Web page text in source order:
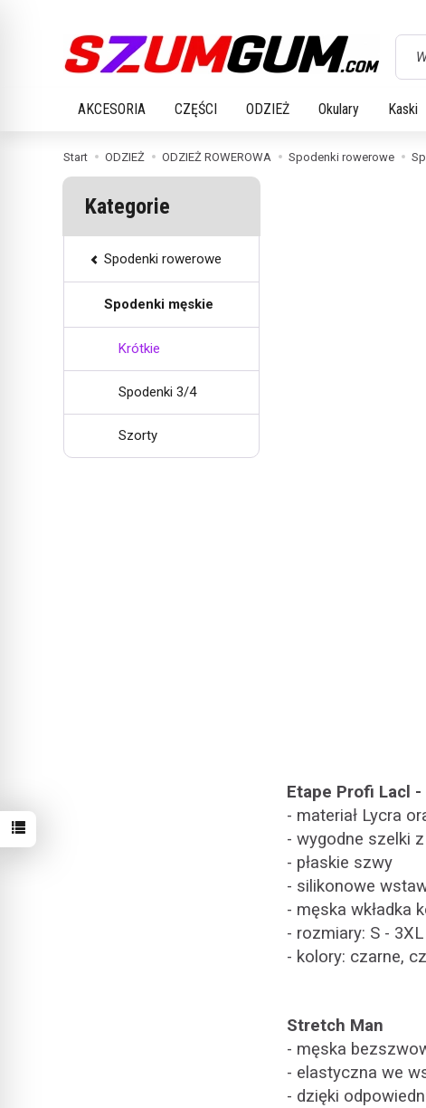
AKCESORIA CZĘŚCI ODZIEŻ Okulary Kaski
Start ODZIEŻ ODZIEŻ ROWEROWA Spodenki rowerowe
Etape Profi Lacl
- materiał Lycra
- wygodne szelki
- płaskie szwy
- silikonowe
- męska wkładka
- rozmiary: S - 3XL
- kolory: czarne,
Stretch Man
- męska
- elastyczna we
- dzięki
Kategorie
Spodenki rowerowe
Spodenki męskie
Krótkie
Spodenki 3/4
Szorty